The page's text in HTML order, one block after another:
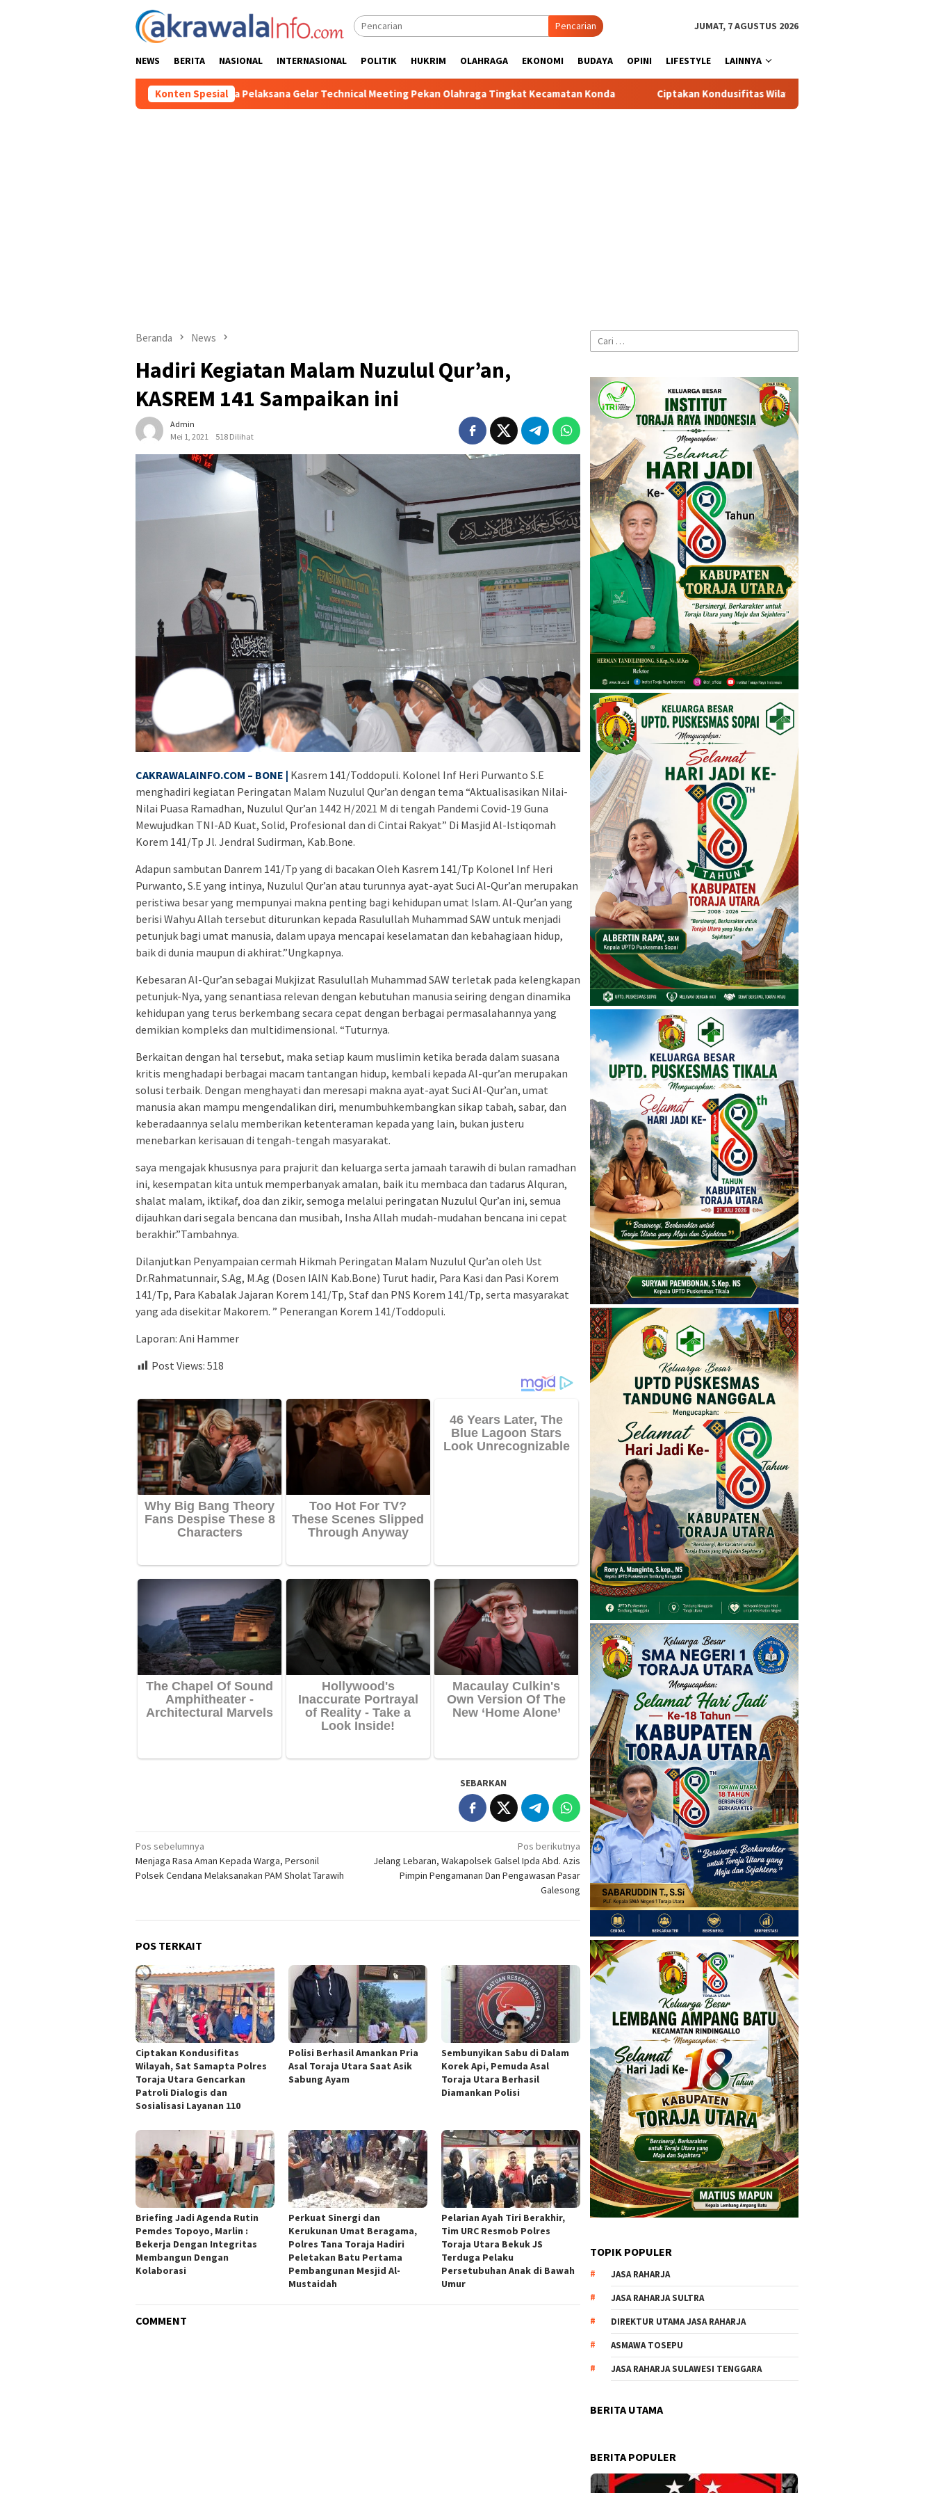
Pencarian JUMAT, 7 AGUSTUS 2026
NEWS BERITA NASIONAL INTERNASIONAL POLITIK HUKRIM OLAHRAGA EKONOMI BUDAYA OPINI LIFESTYLE LAINNYA
Konten Spesial
RI Ke-81 2026, Panitia Pelaksana Gelar Technical Meeting Pekan Olahraga Tingkat Kecamatan Konda Ciptakan Kondusifitas Wilayah, Sat Samapta Polres Toraja Utara Gencarkan
Beranda News
Hadiri Kegiatan Malam Nuzulul Qur’an,
KASREM 141 Sampaikan ini
Admin
Mei 1, 2021
518 Dilihat
CAKRAWALAINFO.COM – BONE | Kasrem 141/Toddopuli. Kolonel Inf Heri Purwanto S.E
menghadiri kegiatan Peringatan Malam Nuzulul Qur’an dengan tema “Aktualisasikan Nilai-
Nilai Puasa Ramadhan, Nuzulul Qur’an 1442 H/2021 M di tengah Pandemi Covid-19 Guna
Mewujudkan TNI-AD Kuat, Solid, Profesional dan di Cintai Rakyat” Di Masjid Al-Istiqomah
Korem 141/Tp Jl. Jendral Sudirman, Kab.Bone.
Adapun sambutan Danrem 141/Tp yang di bacakan Oleh Kasrem 141/Tp Kolonel Inf Heri
Purwanto, S.E yang intinya, Nuzulul Qur’an atau turunnya ayat-ayat Suci Al-Qur’an merupakan
peristiwa besar yang mempunyai makna penting bagi kehidupan umat Islam. Al-Qur’an yang
berisi Wahyu Allah tersebut diturunkan kepada Rasulullah Muhammad SAW untuk menjadi
petunjuk bagi umat manusia, dalam upaya mencapai keselamatan dan kebahagiaan hidup,
baik di dunia maupun di akhirat.”Ungkapnya.
Kebesaran Al-Qur’an sebagai Mukjizat Rasulullah Muhammad SAW terletak pada kelengkapan
petunjuk-Nya, yang senantiasa relevan dengan kebutuhan manusia seiring dengan dinamika
kehidupan yang terus berkembang secara cepat dengan berbagai permasalahannya yang
demikian kompleks dan multidimensional. “Tuturnya.
Berkaitan dengan hal tersebut, maka setiap kaum muslimin ketika berada dalam suasana
kritis menghadapi berbagai macam tantangan hidup, kembali kepada Al-qur’an merupakan
solusi terbaik. Dengan menghayati dan meresapi makna ayat-ayat Suci Al-Qur’an, umat
manusia akan mampu mengendalikan diri, menumbuhkembangkan sikap tabah, sabar, dan
keberadaannya selalu memberikan ketenteraman kepada yang lain, bukan justeru
menebarkan kerisauan di tengah-tengah masyarakat.
saya mengajak khususnya para prajurit dan keluarga serta jamaah tarawih di bulan ramadhan
ini, kesempatan kita untuk memperbanyak amalan, baik itu membaca dan tadarus Alquran,
shalat malam, iktikaf, doa dan zikir, semoga melalui peringatan Nuzulul Qur’an ini, semua
dijauhkan dari segala bencana dan musibah, Insha Allah mudah-mudahan bencana ini cepat
berakhir.”Tambahnya.
Dilanjutkan Penyampaian cermah Hikmah Peringatan Malam Nuzulul Qur’an oleh Ust
Dr.Rahmatunnair, S.Ag, M.Ag (Dosen IAIN Kab.Bone) Turut hadir, Para Kasi dan Pasi Korem
141/Tp, Para Kabalak Jajaran Korem 141/Tp, Staf dan PNS Korem 141/Tp, serta masyarakat
yang ada disekitar Makorem. ” Penerangan Korem 141/Toddopuli.
Laporan: Ani Hammer
Post Views: 518
SEBARKAN
Navigasi
pos
Pos sebelumnya
Menjaga Rasa Aman Kepada Warga, Personil
Polsek Cendana Melaksanakan PAM Sholat Tarawih
Pos berikutnya
Jelang Lebaran, Wakapolsek Galsel Ipda Abd. Azis
Pimpin Pengamanan Dan Pengawasan Pasar
Galesong
POS TERKAIT
Ciptakan Kondusifitas
Wilayah, Sat Samapta Polres
Toraja Utara Gencarkan
Patroli Dialogis dan
Sosialisasi Layanan 110
Polisi Berhasil Amankan Pria
Asal Toraja Utara Saat Asik
Sabung Ayam
Sembunyikan Sabu di Dalam
Korek Api, Pemuda Asal
Toraja Utara Berhasil
Diamankan Polisi
Briefing Jadi Agenda Rutin
Pemdes Topoyo, Marlin :
Bekerja Dengan Integritas
Membangun Dengan
Kolaborasi
Perkuat Sinergi dan
Kerukunan Umat Beragama,
Polres Tana Toraja Hadiri
Peletakan Batu Pertama
Pembangunan Mesjid Al-
Mustaidah
Pelarian Ayah Tiri Berakhir,
Tim URC Resmob Polres
Toraja Utara Bekuk JS
Terduga Pelaku
Persetubuhan Anak di Bawah
Umur
COMMENT
Cari
untuk:
TOPIK POPULER
JASA RAHARJA
JASA RAHARJA SULTRA
DIREKTUR UTAMA JASA RAHARJA
ASMAWA TOSEPU
JASA RAHARJA SULAWESI TENGGARA
BERITA UTAMA
BERITA POPULER